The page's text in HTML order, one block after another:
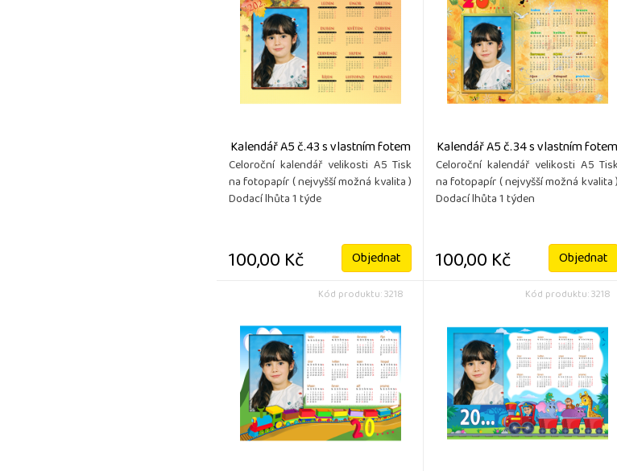
Kalendář A5 č.43 s vlastním fotem
Celoroční kalendář velikosti A5 Tisk
na fotopapír ( nejvyšší možná kvalita )
Dodací lhůta 1 týde
100,00 Kč Objednat
Kalendář A5 č.34 s vlastním fotem
Celoroční kalendář velikosti A5
na fotopapír ( nejvyšší možná kvalita )
Dodací lhůta 1 týden
100,00 Kč Objednat
Kód produktu: 3218 Kód produktu: 3218